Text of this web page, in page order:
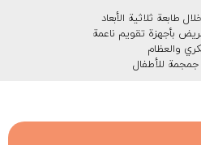
طابعة ثلاثية الأبعاد
بأجهزة تقويم ناعمة
والعظام
للأطفال